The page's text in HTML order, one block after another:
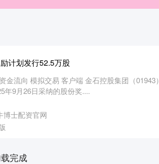
计划发行52.5万股
流向 模拟交易 客户端 金石控股集团（01943）
年9月26日采纳的股份奖....
博士配资官网
完成